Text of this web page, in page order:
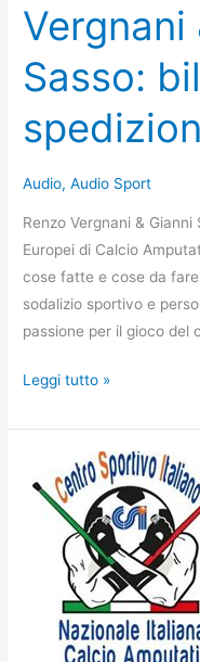
Vergnani
Sasso:
Audio,Audio Sport
Renzo Vergnani &
Europei di Calcio
cose fatte e cose da
sodalizio sportivo e
passione per il gioco del
Istanbul
–
Vergnani
Gianni
Sasso:
bilancio
Leggi tutto »